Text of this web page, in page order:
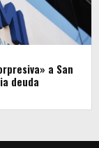
a San
deuda